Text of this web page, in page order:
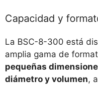
Capacidad y
La BSC-8-300 está
amplia gama de
pequeñas
diámetro y volumen,